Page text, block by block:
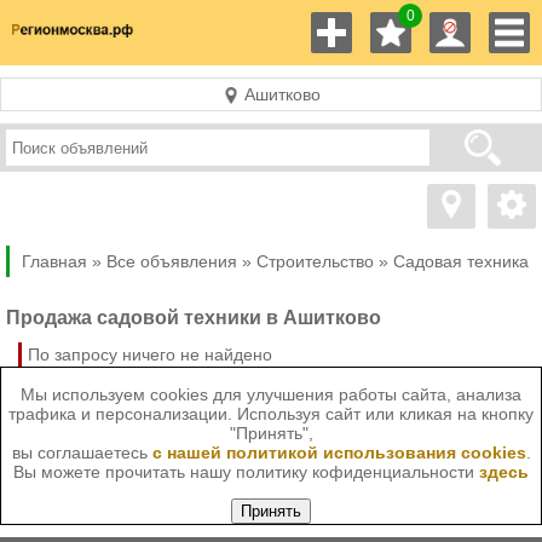
0
Ашитково
Главная » Все объявления » Строительство » Садовая техника
Продажа садовой техники в Ашитково
По запросу ничего не найдено
Мы используем cookies для улучшения работы сайта, анализа
трафика и персонализации. Используя сайт или кликая на кнопку
"Принять",
вы соглашаетесь с нашей политикой использования cookies.
Вы можете прочитать нашу политику кофиденциальности здесь
Принять